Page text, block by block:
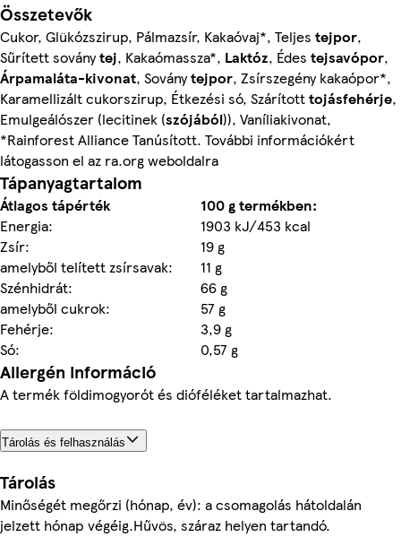
Összetevők
Cukor, Glükózszirup, Pálmazsír, Kakaóvaj*, Teljes tejpor,
Sűrített soványtej, Kakaómassza*, Laktóz, Édes tejsavópor,
Árpamaláta-kivonat, Soványtejpor, Zsírszegény kakaópor*,
Karamellizált cukorszirup, Étkezési só, Szárítotttojásfehérje,
Emulgeálószer (lecitinek (szójából)), Vaníliakivonat,
*Rainforest Alliance Tanúsított. További információkért
látogasson el az ra.org weboldalra
Tápanyagtartalom
Átlagos tápérték
100 g termékben:
Energia:
1903 kJ/453 kcal
Zsír:
19 g
amelyből telített zsírsavak:
11 g
Szénhidrát:
66 g
amelyből cukrok:
57 g
Fehérje:
3,9 g
Só:
0,57 g
Allergén információ
A termék földimogyorót és dióféléket tartalmazhat.
Tárolás és felhasználás
Tárolás
Minőségét megőrzi (hónap, év): a csomagolás hátoldalán
jelzett hónap végéig.Hűvös, száraz helyen tartandó.